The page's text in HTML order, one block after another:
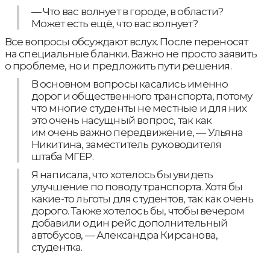
— Что вас волнует в городе, в области?
Может есть ещё, что вас волнует?
Все вопросы обсуждают вслух. После переносят
на специальные бланки. Важно не просто заявить
о проблеме, но и предложить пути решения.
В основном вопросы касались именно
дорог и общественного транспорта, потому
что многие студенты не местные и для них
это очень насущный вопрос, так как
им очень важно передвижение, — Ульяна
Никитина, заместитель руководителя
штаба МГЕР.
Я написала, что хотелось бы увидеть
улучшение по поводу транспорта. Хотя бы
какие-то льготы для студентов, так как очень
дорого. Также хотелось бы, чтобы вечером
добавили один рейс дополнительный
автобусов, — Александра Кирсанова,
студентка.